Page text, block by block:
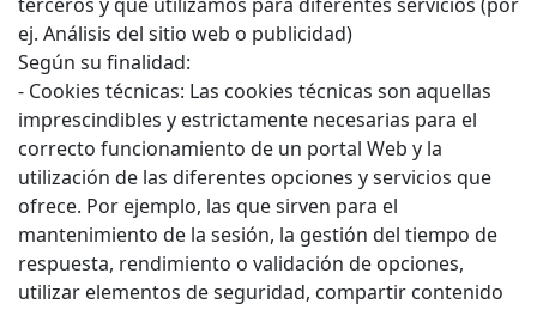
ej. Análisis del sitio web o publicidad)
Según su finalidad:
- Cookies técnicas: Las cookies técnicas son aquellas
imprescindibles y estrictamente necesarias para el
correcto funcionamiento de un portal Web y la
utilización de las diferentes opciones y servicios que
ofrece. Por ejemplo, las que sirven para el
mantenimiento de la sesión, la gestión del tiempo de
respuesta, rendimiento o validación de opciones,
utilizar elementos de seguridad, compartir contenido